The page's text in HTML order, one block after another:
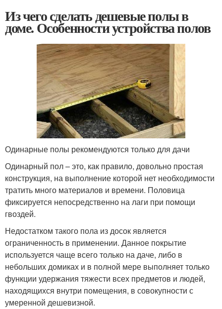
Из чего сделать дешевые полы в
доме. Особенности устройства полов
Одинарные полы рекомендуются только для дачи
Одинарный пол – это, как правило, довольно простая
конструкция, на выполнение которой нет необходимости
тратить много материалов и времени. Половица
фиксируется непосредственно на лаги при помощи
гвоздей.
Недостатком такого пола из досок является
ограниченность в применении. Данное покрытие
используется чаще всего только на даче, либо в
небольших домиках и в полной мере выполняет только
функции удержания тяжести всех предметов и людей,
находящихся внутри помещения, в совокупности с
умеренной дешевизной.